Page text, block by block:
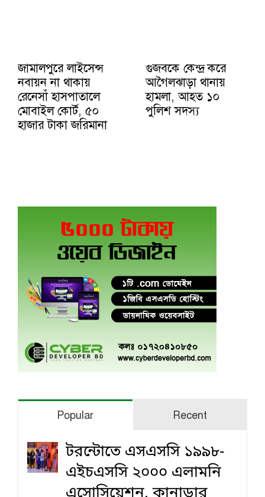
জামালপুরে লাইসেন্স
নবায়ন না থাকায়
রেনেসাঁ হাসপাতালে
মোবাইল কোর্ট, ৫০
হাজার টাকা জরিমানা
গুজবকে কেন্দ্র করে
আগৈলঝাড়া থানায়
হামলা, আহত ১০
পুলিশ সদস্য
Popular Recent
টরন্টোতে এসএসসি ১৯৯৮-
এইচএসসি ২০০০ এলামনি